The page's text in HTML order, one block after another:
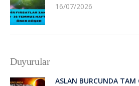
16/07/2026
Duyurular
ASLAN BURCUNDA